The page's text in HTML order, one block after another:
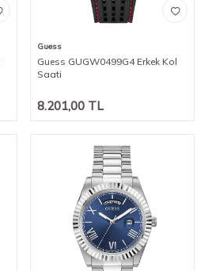
Guess
Guess GUGW0499G4 Erkek Kol
Saati
8.201,00 TL